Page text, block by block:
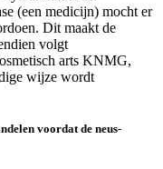
(een medicijn) mocht er
Dit maakt de
volgt
arts KNMG,
wijze wordt
voordat de neus-